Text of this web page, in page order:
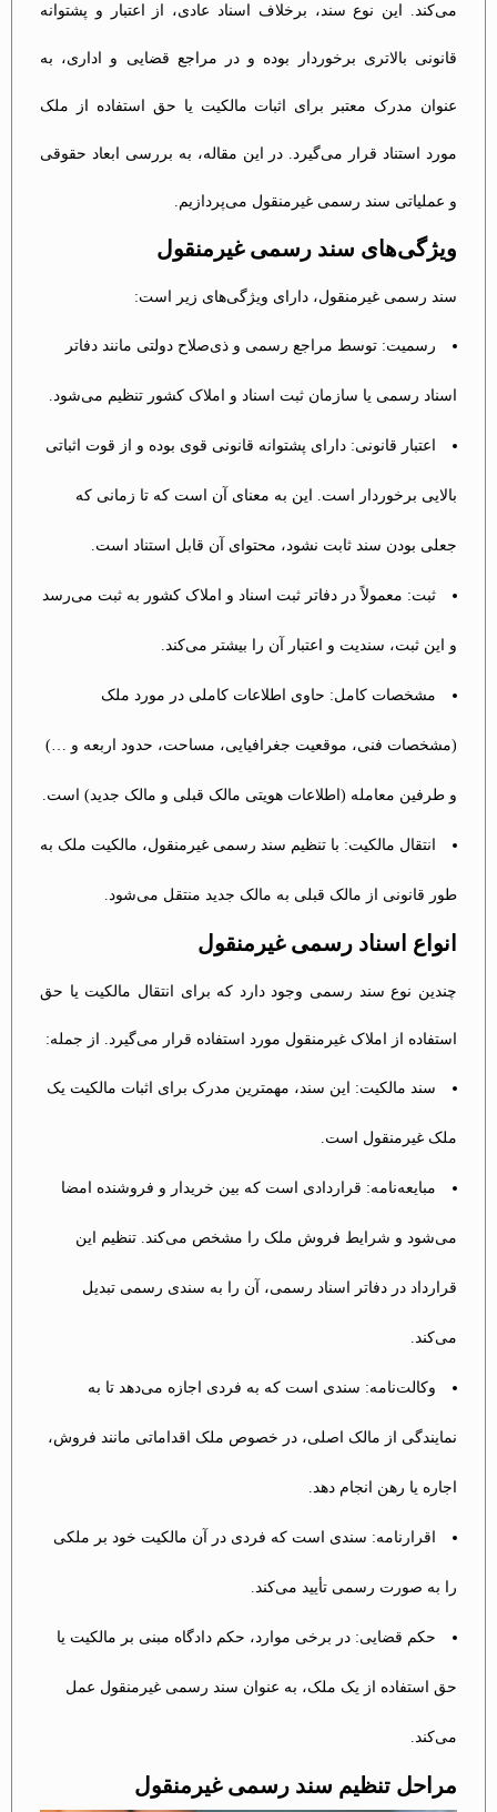
می‌کند. این نوع سند، برخلاف اسناد عادی، از اعتبار و پشتوانه
قانونی بالاتری برخوردار بوده و در مراجع قضایی و اداری، به
عنوان مدرک معتبر برای اثبات مالکیت یا حق استفاده از ملک
مورد استناد قرار می‌گیرد. در این مقاله، به بررسی ابعاد حقوقی
و عملیاتی سند رسمی غیرمنقول می‌پردازیم.
ویژگی‌های سند رسمی غیرمنقول
سند رسمی غیرمنقول، دارای ویژگی‌های زیر است:
رسمیت: توسط مراجع رسمی و ذی‌صلاح دولتی مانند دفاتر
اسناد رسمی یا سازمان ثبت اسناد و املاک کشور تنظیم می‌شود.
اعتبار قانونی: دارای پشتوانه قانونی قوی بوده و از قوت اثباتی
بالایی برخوردار است. این به معنای آن است که تا زمانی که
جعلی بودن سند ثابت نشود، محتوای آن قابل استناد است.
ثبت: معمولاً در دفاتر ثبت اسناد و املاک کشور به ثبت می‌رسد
و این ثبت، سندیت و اعتبار آن را بیشتر می‌کند.
مشخصات کامل: حاوی اطلاعات کاملی در مورد ملک
(مشخصات فنی، موقعیت جغرافیایی، مساحت، حدود اربعه و …)
و طرفین معامله (اطلاعات هویتی مالک قبلی و مالک جدید) است.
انتقال مالکیت: با تنظیم سند رسمی غیرمنقول، مالکیت ملک به
طور قانونی از مالک قبلی به مالک جدید منتقل می‌شود.
انواع اسناد رسمی غیرمنقول
چندین نوع سند رسمی وجود دارد که برای انتقال مالکیت یا حق
استفاده از املاک غیرمنقول مورد استفاده قرار می‌گیرد. از جمله:
سند مالکیت: این سند، مهمترین مدرک برای اثبات مالکیت یک
ملک غیرمنقول است.
مبایعه‌نامه: قراردادی است که بین خریدار و فروشنده امضا
می‌شود و شرایط فروش ملک را مشخص می‌کند. تنظیم این
قرارداد در دفاتر اسناد رسمی، آن را به سندی رسمی تبدیل
می‌کند.
وکالت‌نامه: سندی است که به فردی اجازه می‌دهد تا به
نمایندگی از مالک اصلی، در خصوص ملک اقداماتی مانند فروش،
اجاره یا رهن انجام دهد.
اقرارنامه: سندی است که فردی در آن مالکیت خود بر ملکی
را به صورت رسمی تأیید می‌کند.
حکم قضایی: در برخی موارد، حکم دادگاه مبنی بر مالکیت یا
حق استفاده از یک ملک، به عنوان سند رسمی غیرمنقول عمل
می‌کند.
مراحل تنظیم سند رسمی غیرمنقول